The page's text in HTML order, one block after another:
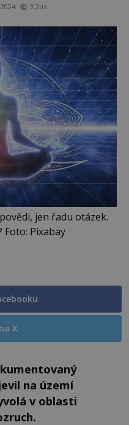
3.2tis
jen řadu otázek.
Foto: Pixabay
X
na území
v oblasti